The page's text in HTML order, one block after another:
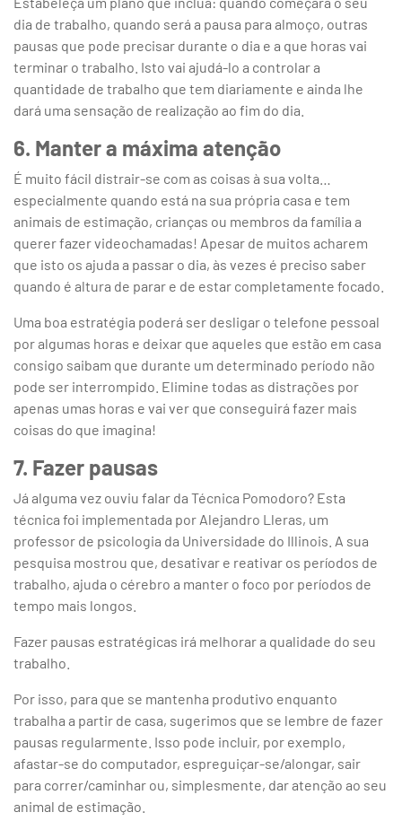
dia de trabalho, quando será a pausa para almoço, outras
pausas que pode precisar durante o dia e a que horas vai
terminar o trabalho. Isto vai ajudá-lo a controlar a
quantidade de trabalho que tem diariamente e ainda lhe
dará uma sensação de realização ao fim do dia.
6. Manter a máxima atenção
É muito fácil distrair-se com as coisas à sua volta…
especialmente quando está na sua própria casa e tem
animais de estimação, crianças ou membros da família a
querer fazer videochamadas! Apesar de muitos acharem
que isto os ajuda a passar o dia, às vezes é preciso saber
quando é altura de parar e de estar completamente focado.
Uma boa estratégia poderá ser desligar o telefone pessoal
por algumas horas e deixar que aqueles que estão em casa
consigo saibam que durante um determinado período não
pode ser interrompido. Elimine todas as distrações por
apenas umas horas e vai ver que conseguirá fazer mais
coisas do que imagina!
7. Fazer pausas
Já alguma vez ouviu falar da Técnica Pomodoro? Esta
técnica foi implementada por Alejandro Lleras, um
professor de psicologia da Universidade do Illinois. A sua
pesquisa mostrou que, desativar e reativar os períodos de
trabalho, ajuda o cérebro a manter o foco por períodos de
tempo mais longos.
Fazer pausas estratégicas irá melhorar a qualidade do seu
trabalho.
Por isso, para que se mantenha produtivo enquanto
trabalha a partir de casa, sugerimos que se lembre de fazer
pausas regularmente. Isso pode incluir, por exemplo,
afastar-se do computador, espreguiçar-se/alongar, sair
para correr/caminhar ou, simplesmente, dar atenção ao seu
animal de estimação.